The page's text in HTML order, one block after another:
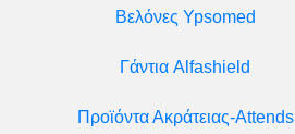
Βελόνες Ypsomed
Γάντια Alfashield
Προϊόντα Ακράτειας-Attends